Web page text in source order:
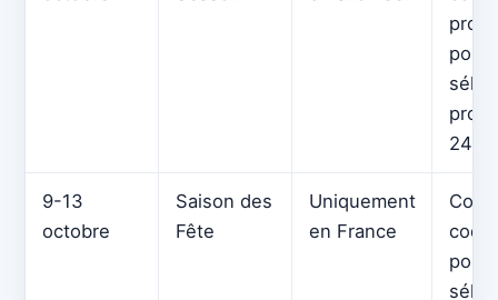
pour
24 $
9-13
octobre
Saison des
Fête
Uniquement
en France
pour